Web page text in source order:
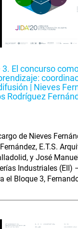
El concurso
| Nieves
Rodríguez
de Nieves
E.T.S.
y José
Industriales (EII)
el Bloque 3,